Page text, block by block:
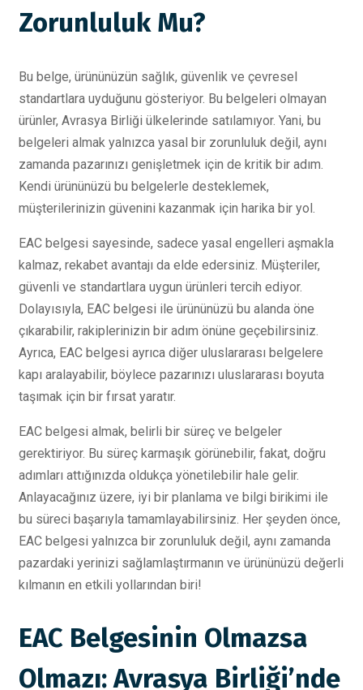
Zorunluluk Mu?
Bu belge, ürününüzün sağlık, güvenlik ve çevresel
standartlara uyduğunu gösteriyor. Bu belgeleri olmayan
ürünler, Avrasya Birliği ülkelerinde satılamıyor. Yani, bu
belgeleri almak yalnızca yasal bir zorunluluk değil, aynı
zamanda pazarınızı genişletmek için de kritik bir adım.
Kendi ürününüzü bu belgelerle desteklemek,
müşterilerinizin güvenini kazanmak için harika bir yol.
EAC belgesi sayesinde, sadece yasal engelleri aşmakla
kalmaz, rekabet avantajı da elde edersiniz. Müşteriler,
güvenli ve standartlara uygun ürünleri tercih ediyor.
Dolayısıyla, EAC belgesi ile ürününüzü bu alanda öne
çıkarabilir, rakiplerinizin bir adım önüne geçebilirsiniz.
Ayrıca, EAC belgesi ayrıca diğer uluslararası belgelere
kapı aralayabilir, böylece pazarınızı uluslararası boyuta
taşımak için bir fırsat yaratır.
EAC belgesi almak, belirli bir süreç ve belgeler
gerektiriyor. Bu süreç karmaşık görünebilir, fakat, doğru
adımları attığınızda oldukça yönetilebilir hale gelir.
Anlayacağınız üzere, iyi bir planlama ve bilgi birikimi ile
bu süreci başarıyla tamamlayabilirsiniz. Her şeyden önce,
EAC belgesi yalnızca bir zorunluluk değil, aynı zamanda
pazardaki yerinizi sağlamlaştırmanın ve ürününüzü değerli
kılmanın en etkili yollarından biri!
EAC Belgesinin Olmazsa
Olmazı: Avrasya Birliği’nde